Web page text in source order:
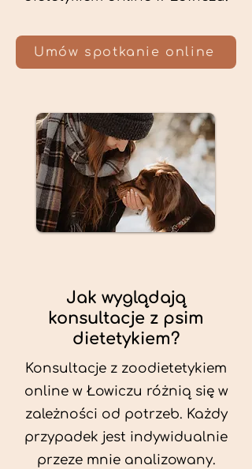
Umów spotkanie online
Jak wyglądają
konsultacje z psim
dietetykiem?
Konsultacje z zoodietetykiem
online w Łowiczu różnią się w
zależności od potrzeb. Każdy
przypadek jest indywidualnie
przeze mnie analizowany.